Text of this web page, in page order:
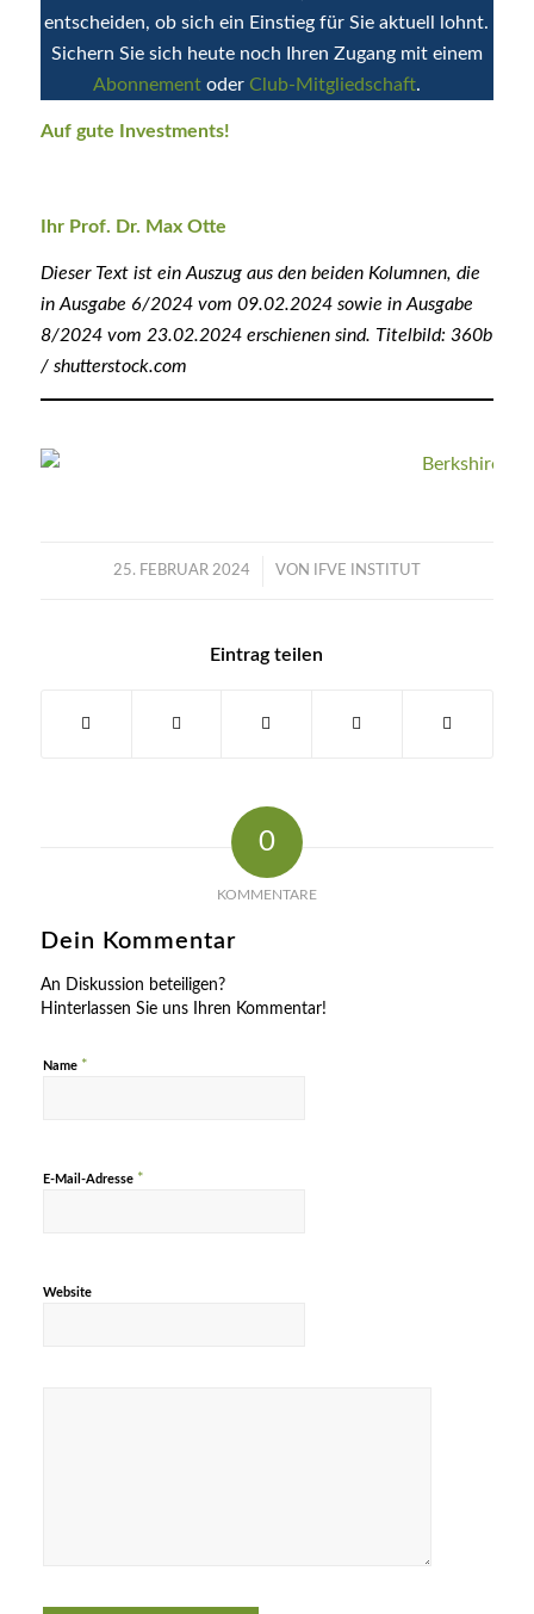
entscheiden, ob sich ein Einstieg für Sie aktuell lohnt.
Sichern Sie sich heute noch Ihren Zugang mit einem
Abonnement oder Club-Mitgliedschaft.
Auf gute Investments!
Ihr Prof. Dr. Max Otte
Dieser Text ist ein Auszug aus den beiden Kolumnen, die
in Ausgabe 6/2024 vom 09.02.2024 sowie in Ausgabe
8/2024 vom 23.02.2024 erschienen sind. Titelbild: 360b
/ shutterstock.com
25. FEBRUAR 2024
/ VON IFVE INSTITUT
Eintrag teilen
0
KOMMENTARE
Dein Kommentar
An Diskussion beteiligen?
Hinterlassen Sie uns Ihren Kommentar!
Name *
E-Mail-Adresse *
Website